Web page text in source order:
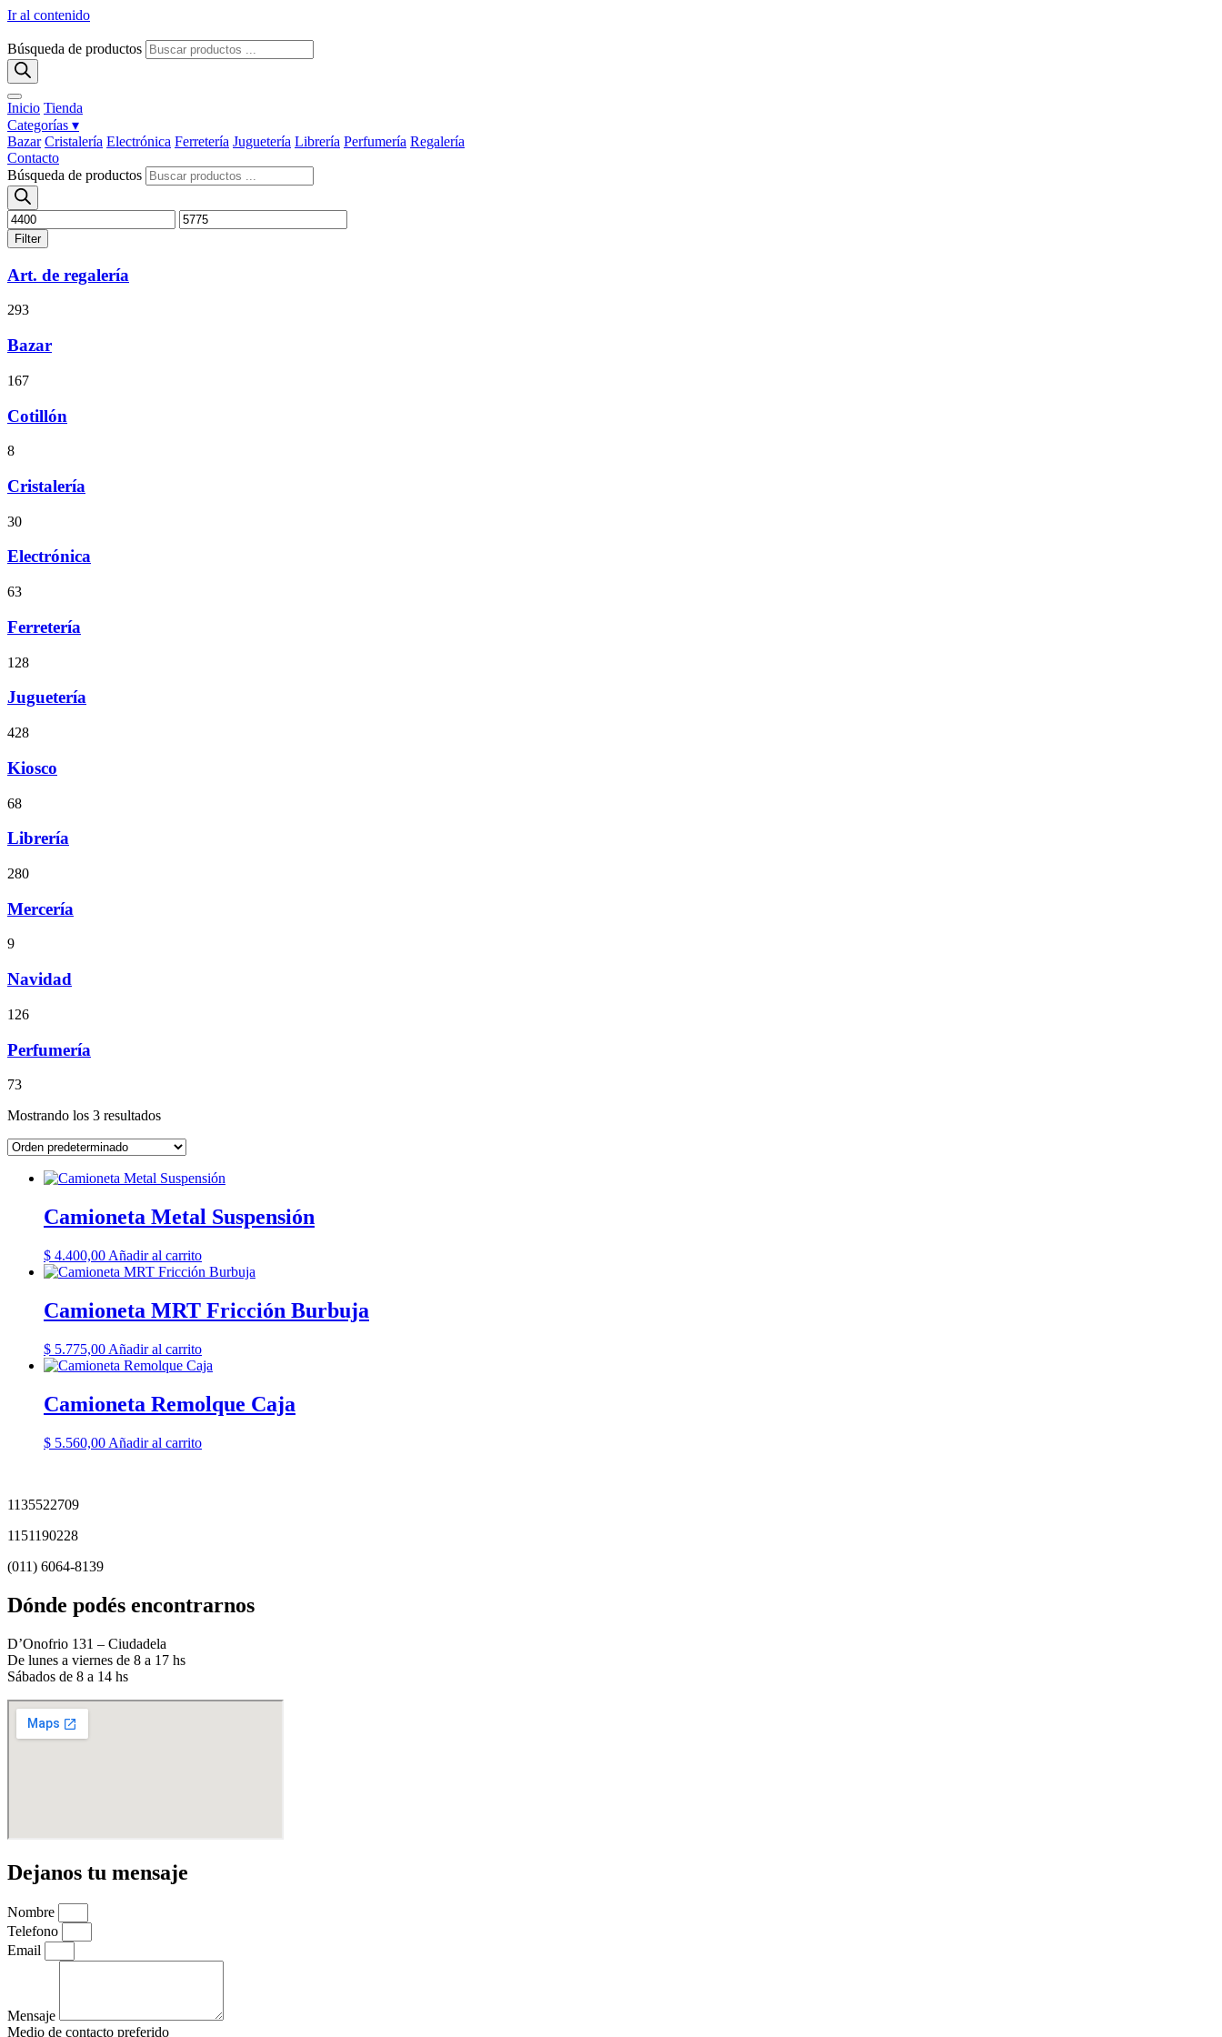
Ir al contenido
Búsqueda de productos
Inicio Tienda
Categorías ▾
Bazar Cristalería Electrónica Ferretería Juguetería Librería Perfumería Regalería
Contacto
Búsqueda de productos
Filter
Art. de regalería
293
Bazar
167
Cotillón
8
Cristalería
30
Electrónica
63
Ferretería
128
Juguetería
428
Kiosco
68
Librería
280
Mercería
9
Navidad
126
Perfumería
73
Mostrando los 3 resultados
Camioneta Metal Suspensión
$ 4.400,00 Añadir al carrito
Camioneta MRT Fricción Burbuja
$ 5.775,00 Añadir al carrito
Camioneta Remolque Caja
$ 5.560,00 Añadir al carrito
1135522709
1151190228
(011) 6064-8139
Dónde podés encontrarnos
D’Onofrio 131 – Ciudadela
De lunes a viernes de 8 a 17 hs
Sábados de 8 a 14 hs
Dejanos tu mensaje
Nombre
Telefono
Email
Mensaje
Medio de contacto preferido